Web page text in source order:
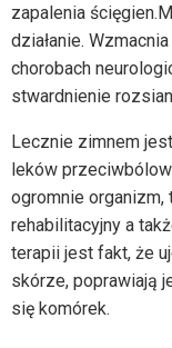
zapalenia
działanie.
chorobach
stwardnienie
Lecznie zimnem
leków
ogromnie organizm,
rehabilitacyjny a
terapii jest fakt, że
skórze, poprawiają
się komórek.